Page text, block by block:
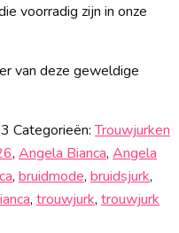
voorradig zijn in onze
van deze geweldige
Categorieën:Trouwjurken
, Angela Bianca, Angela
, bruidmode, bruidsjurk,
, trouwjurk, trouwjurk